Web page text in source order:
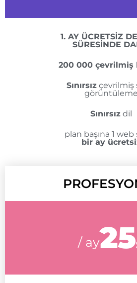
1. AY ÜCRETSİZ
SÜRESİNDE
200 000 çevrilmiş
Sınırsız çevrilmiş
görüntüleme
Sınırsız dil
plan başına 1 web
bir ay
25
/ ay